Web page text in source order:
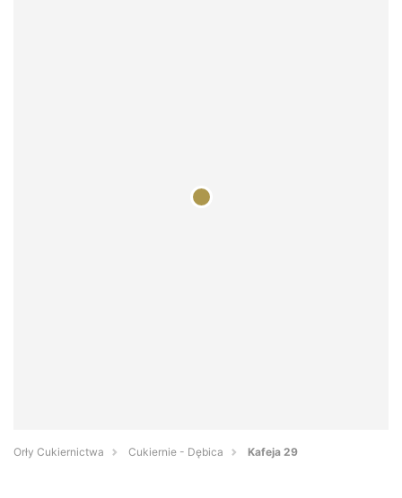
Orły Cukiernictwa Cukiernie - Dębica Kafeja 29